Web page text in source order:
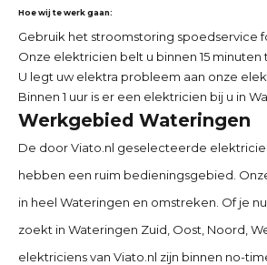
Hoe wij te werk gaan:
Gebruik het stroomstoring spoedservice
Onze elektricien belt u binnen 15 minuten
U legt uw elektra probleem aan onze
Binnen 1 uur is er een elektricien bij u in
Werkgebied Wateringen
De door Viato.nl geselecteerde
hebben een ruim bedieningsgebied.
in heel Wateringen en omstreken. Of je
zoekt in Wateringen Zuid, Oost, Noord,
elektriciens van Viato.nl zijn binnen no-